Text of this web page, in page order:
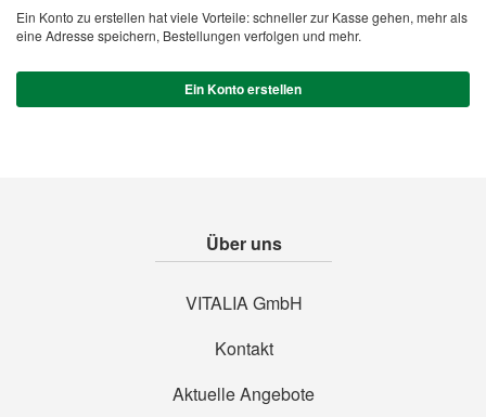
Ein Konto zu erstellen hat viele Vorteile: schneller zur Kasse gehen, mehr als
eine Adresse speichern, Bestellungen verfolgen und mehr.
Ein Konto erstellen
Über uns
VITALIA GmbH
Kontakt
Aktuelle Angebote